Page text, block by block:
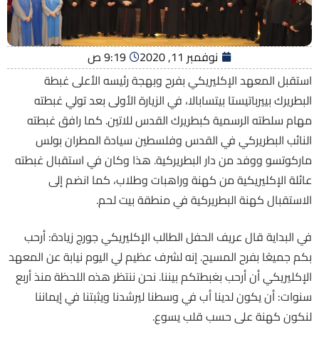
نوفمبر 11, 2020
9:19 ص
استقبل المعهد الإكليريكي بفرح وبهجة رئيسه الأعلى غبطة
البطريرك بييرباتيستا بيتسابالا، في الزيارة الأولى بعد تولي غبطته
مهام سلطته الرسمية كبطريرك القدس للاتين. كما رافق غبطته
النائب البطريركي في القدس وفلسطين سيادة المطران بولس
ماركوتسو ووفد من دار البطريركية. هذا وكان في استقبال غبطته
عائلة الإكليريكية من كهنة وراهبات وطلاب، كما انضم إلى
الاستقبال كهنة البطريركية في منطقة بيت لحم.
في البداية قال عريف الحفل الطالب الإكليريكي جورج زيادة: أرحب
بكم جميعًا بفرح المسيح. إنه لشرف عظيم لي اليوم نيابة عن المعهد
الإكليريكي أن أرحب بغبطتكم بيننا. نحن ننتظر هذه اللحظة منذ أربع
سنوات: أن يكون لدينا أب في وسطنا ليرشدنا ويثبتنا في إيماننا
لنكون كهنة على حسب قلب يسوع.